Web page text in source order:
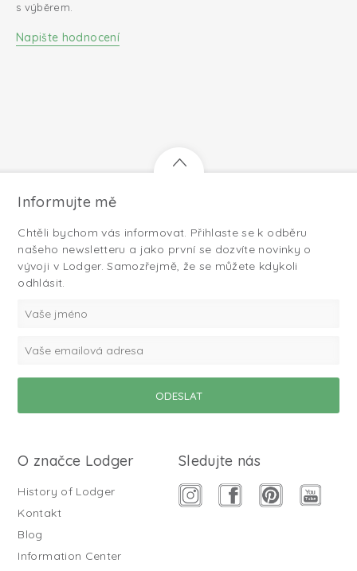
s výběrem.
Napište hodnocení
Informujte mě
Chtěli bychom vás informovat. Přihlaste se k odběru
našeho newsletteru a jako první se dozvíte novinky o
vývoji v Lodger. Samozřejmě, že se můžete kdykoli
odhlásit.
O značce Lodger
History of Lodger
Kontakt
Blog
Information Center
Sledujte nás